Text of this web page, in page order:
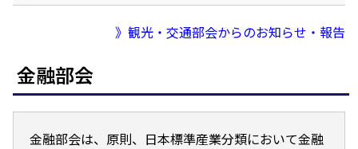
》観光・交通部会からのお知らせ・報告
金融部会
金融部会は、原則、日本標準産業分類において金融